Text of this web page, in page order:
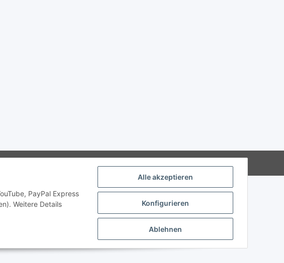
Alle akzeptieren
Konfigurieren
Ablehnen
PayPal Express
Weitere Details